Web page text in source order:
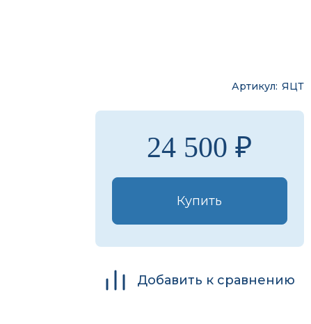
Артикул ЯЦТ
24 500 ₽
Купить
Добавить к сравнению